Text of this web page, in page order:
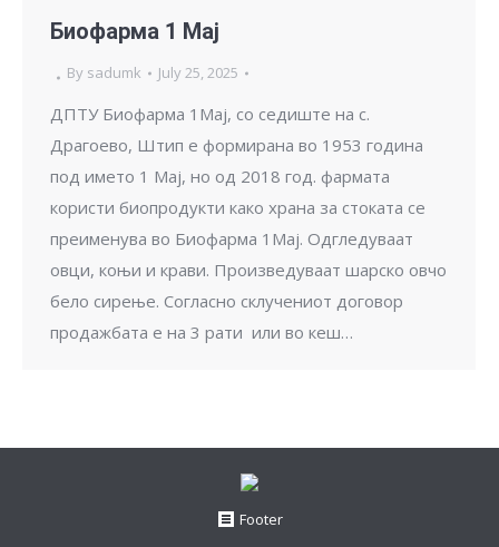
Биофарма 1 Мај
By sadumk July 25, 2025
ДПТУ Биофарма 1Мај, со седиште на с.
Драгоево, Штип е формирана во 1953 година
под името 1 Мај, но од 2018 год. фармата
користи биопродукти како храна за стоката се
преименува во Биофарма 1Мај. Одгледуваат
овци, коњи и крави. Произведуваат шарско овчо
бело сирење. Согласно склучениот договор
продажбата е на 3 рати или во кеш…
Footer